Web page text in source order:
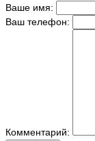
Ваше имя:
Ваш телефон:
Комментарий: